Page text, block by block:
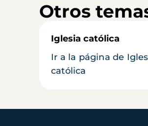
Otros
Iglesia católica
Ir a la página de
católica